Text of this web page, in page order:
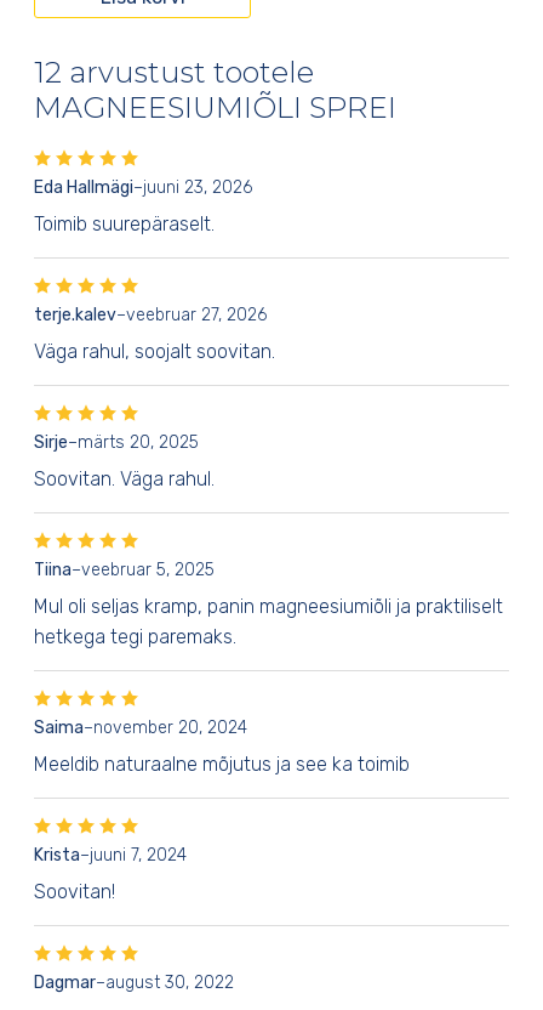
12 arvustust tootele
MAGNEESIUMIÕLI SPREI
Eda Hallmägi–juuni 23, 2026
Toimib suurepäraselt.
terje.kalev–veebruar 27, 2026
Väga rahul, soojalt soovitan.
Sirje–märts 20, 2025
Soovitan. Väga rahul.
Tiina–veebruar 5, 2025
Mul oli seljas kramp, panin magneesiumiõli ja praktiliselt
hetkega tegi paremaks.
Saima–november 20, 2024
Meeldib naturaalne mõjutus ja see ka toimib
Krista–juuni 7, 2024
Soovitan!
Dagmar–august 30, 2022